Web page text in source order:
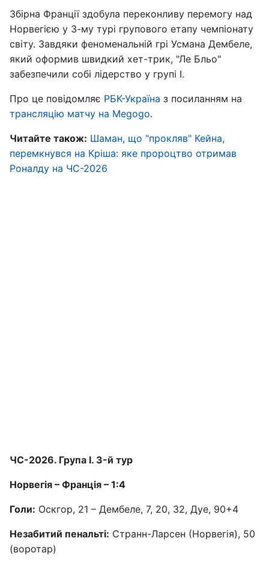
Збірна Франції здобула переконливу перемогу над
Норвегією у 3-му турі групового етапу чемпіонату
світу. Завдяки феноменальній грі Усмана Дембеле,
який оформив швидкий хет-трик, "Ле Бльо"
забезпечили собі лідерство у групі I.
Про це повідомляє РБК-Україна з посиланням на
трансляцію матчу на Megogo.
Читайте також: Шаман, що "прокляв" Кейна,
перемкнувся на Кріша: яке пророцтво отримав
Роналду на ЧС-2026
ЧС-2026. Група I. 3-й тур
Норвегія – Франція – 1:4
Голи: Оскгор, 21 – Дембеле, 7, 20, 32, Дуе, 90+4
Незабитий пенальті: Странн-Ларсен (Норвегія), 50
(воротар)